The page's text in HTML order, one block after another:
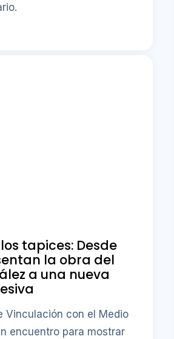
tapices: Desde
la obra del
a una nueva
Vinculación con el Medio
encuentro para mostrar